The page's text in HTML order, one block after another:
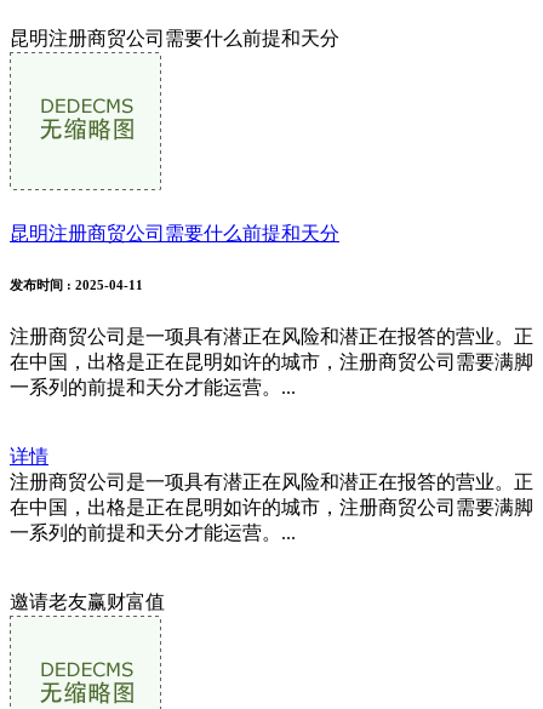
昆明注册商贸公司需要什么前提和天分
昆明注册商贸公司需要什么前提和天分
发布时间 : 2025-04-11
注册商贸公司是一项具有潜正在风险和潜正在报答的营业。正
在中国，出格是正在昆明如许的城市，注册商贸公司需要满脚
一系列的前提和天分才能运营。...
详情
注册商贸公司是一项具有潜正在风险和潜正在报答的营业。正
在中国，出格是正在昆明如许的城市，注册商贸公司需要满脚
一系列的前提和天分才能运营。...
邀请老友赢财富值